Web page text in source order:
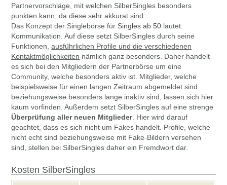
Partnervorschläge, mit welchen SilberSingles besonders
punkten kann, da diese sehr akkurat sind.
Das Konzept der Singlebörse für Singles ab 50 lautet:
Kommunikation. Auf diese setzt SilberSingles durch seine
Funktionen,ausführlichen Profile und die verschiedenen
Kontaktmöglichkeiten nämlich ganz besonders. Daher handelt
es sich bei den Mitgliedern der Partnerbörse um eine
Community, welche besonders aktiv ist. Mitglieder, welche
beispielsweise für einen langen Zeitraum abgemeldet sind
beziehungsweise besonders lange inaktiv sind, lassen sich hier
kaum vorfinden. Außerdem setzt SilberSingles auf eine strenge
Überprüfung aller neuen Mitglieder. Hier wird darauf
geachtet, dass es sich nicht um Fakes handelt. Profile, welche
nicht echt sind beziehungsweise mit Fake-Bildern versehen
sind, stellen bei SilberSingles daher ein Fremdwort dar.
Kosten SilberSingles